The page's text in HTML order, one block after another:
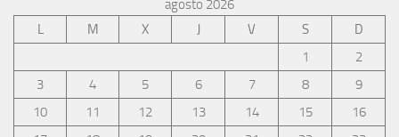
agosto 2026
L
M X J V S
D
1
2
3
4 5 6 7 8
9
10
11 12 13 14 15
16